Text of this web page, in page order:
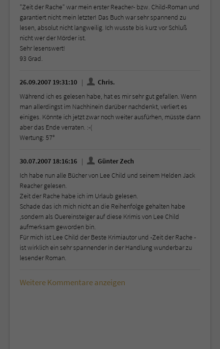
"Zeit der Rache" war mein erster Reacher- bzw. Child-Roman und
garantiert nicht mein letzter! Das Buch war sehr spannend zu
lesen, absolut nicht langweilig. Ich wusste bis kurz vor Schluß
nicht wer der Mörder ist.
Sehr lesenswert!
93 Grad.
26.09.2007 19:31:10
Chris.
Während ich es gelesen habe, hat es mir sehr gut gefallen. Wenn
man allerdingst im Nachhinein darüber nachdenkt, verliert es
einiges. Könnte ich jetzt zwar noch weiter ausfürhen, müsste dann
aber das Ende verraten. :-(
Wertung: 57°
30.07.2007 18:16:16
Günter Zech
Ich habe nun alle Bücher von Lee Child und seinem Helden Jack
Reacher gelesen.
Zeit der Rache habe ich im Urlaub gelesen.
Schade das ich mich nicht an die Reihenfolge gehalten habe
,sondern als Ouereinsteiger auf diese Krimis von Lee Child
aufmerksam geworden bin.
Für mich ist Lee Child der Beste Krimiautor und -Zeit der Rache -
ist wirklich ein sehr spannender in der Handlung wunderbar zu
lesender Roman.
Weitere Kommentare anzeigen